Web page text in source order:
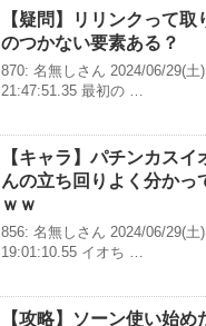
【疑問】リリンクって取
のつかない要素ある？
870: 名無しさん 2024/06/29(土)
21:47:51.35 最初の …
【キャラ】パチンカスイ
んの立ち回りよく分かっ
ｗｗ
856: 名無しさん 2024/06/29(土)
19:01:10.55 イオち …
【攻略】ソーン使い始め